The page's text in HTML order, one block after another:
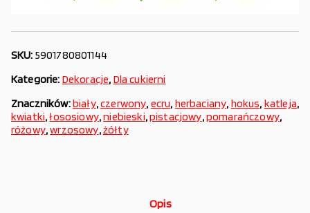
SKU: 5901780801144
Kategorie: Dekoracje, Dla cukierni
Znaczników:biały,czerwony, ecru, herbaciany, hokus, katleja,
kwiatki,łososiowy,niebieski,pistacjowy,pomarańczowy,
różowy,wrzosowy,żółty
Opis